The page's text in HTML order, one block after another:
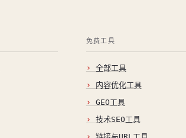
免费工具
全部工具
内容优化工具
GEO工具
技术SEO工具